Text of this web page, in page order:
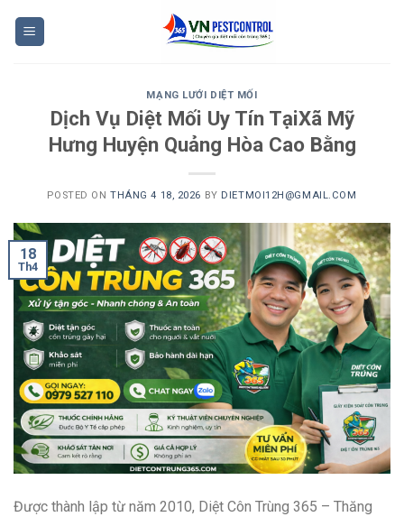
MẠNG LƯỚI DIỆT MỐI
Dịch Vụ Diệt Mối Uy Tín TạiXã Mỹ
Hưng Huyện Quảng Hòa Cao Bằng
POSTED ONTHÁNG 4 18, 2026 BY DIETMOI12H@GMAIL.COM
18
Th4
Được thành lập từ năm 2010, Diệt Côn Trùng 365 – Thăng